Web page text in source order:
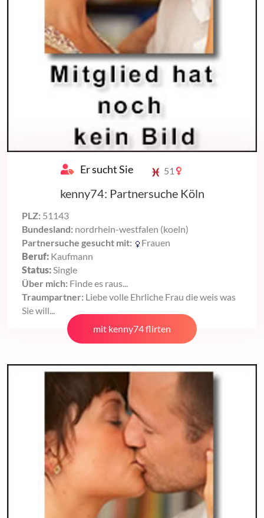
Er sucht Sie 51
kenny74: Partnersuche Köln
PLZ: 51143
Bundesland: nordrhein-westfalen (koeln)
Partnersuche gesucht mit:
Frauen
Beruf: Kaufmann
Status:Single
Über mich: Finde es raus...
Traumpartner: Liebe volle Ehrliche Frau die weis was
Sie will...
mit kenny74 flirten